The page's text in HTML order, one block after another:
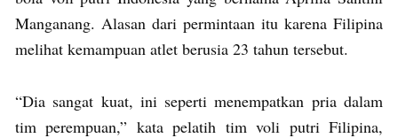
Manganang. Alasan dari permintaan itu karena Filipina
melihat kemampuan atlet berusia 23 tahun tersebut.
“Dia sangat kuat, ini seperti menempatkan pria dalam
tim perempuan,” kata pelatih tim voli putri Filipina,